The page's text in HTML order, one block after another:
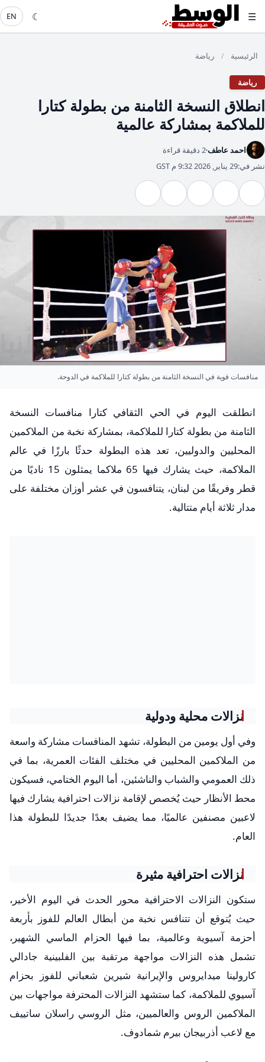
☰
☾
EN
الرئيسية / رياضة
رياضة
انطلاق النسخة الثامنة من بطولة كتارا
للملاكمة بمشاركة عالمية
احمد عاطف2 دقيقة قراءة
نشر في:29 يناير, 2026 9:32 م GST
منافسات قوية في النسخة الثامنة من بطولة كتارا للملاكمة في الدوحة.
انطلقت اليوم في الحي الثقافي كتارا منافسات النسخة
الثامنة من بطولة كتارا للملاكمة، بمشاركة نخبة من الملاكمين
المحليين والدوليين، تعد هذه البطولة حدثًا بارزًا في عالم
الملاكمة، حيث يشارك فيها 65 ملاكما يمثلون 15 ناديًا من
قطر وفريقًا من لبنان، يتنافسون في عشر أوزان مختلفة على
مدار ثلاثة أيام متتالية.
نزالات محلية ودولية
وفي أول يومين من البطولة، تشهد المنافسات مشاركة واسعة
من الملاكمين المحليين في مختلف الفئات العمرية، بما في
ذلك العمومي والشباب والناشئين، أما اليوم الختامي، فسيكون
محط الأنظار حيث يُخصص لإقامة نزالات احترافية يشارك فيها
لاعبين مصنفين عالميًا، مما يضيف بعدًا جديدًا للبطولة هذا
العام.
نزالات احترافية مثيرة
ستكون النزالات الاحترافية محور الحدث في اليوم الأخير،
حيث يُتوقع أن تتنافس نخبة من أبطال العالم للفوز بأربعة
أحزمة آسيوية وعالمية، بما فيها الحزام الماسي الشهير،
تشمل هذه النزالات مواجهة مرتقبة بين الفلبينية جادالي
كارولينا ميدايروس والإيرانية شيرين شعباني للفوز بحزام
آسيوي للملاكمة، كما ستشهد النزالات المحترفة مواجهات بين
الملاكمين الروس والعالميين، مثل الروسي راسلان ساتييف
مع لاعب أذربيجان بيرم شمادوف.